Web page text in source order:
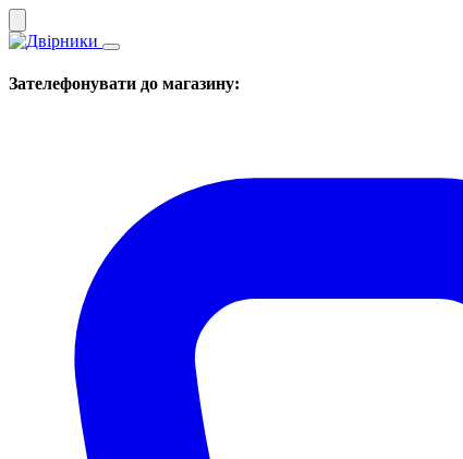
Зателефонувати до магазину: